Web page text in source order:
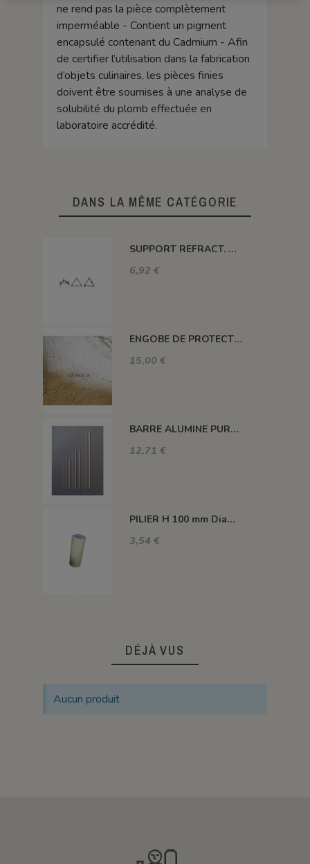
ne rend pas la pièce complètement
imperméable - Contient un pigment
encapsulé contenant du Cadmium - Afin
de certifier l’utilisation dans la fabrication
d’objets culinaires, les pièces finies
doivent être soumises à une analyse de
solubilité du plomb effectuée en
laboratoire accrédité.
DANS LA MÊME CATÉGORIE
SUPPORT REFRACT. DOUBLE ROND Ø 100 MM 1260°C
6,92 €
ENGOBE DE PROTECTION POUR LES PLAQUES
15,00 €
BARRE ALUMINE PURE 1400°C L200 X 2 MM
12,71 €
PILIER H 100 mm Diam.43 mm 1350°C
3,54 €
DÉJÀ VUS
Aucun produit